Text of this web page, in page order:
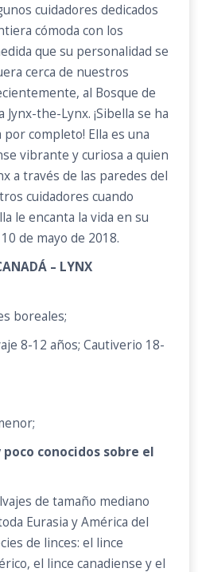
cuidadores dedicados
cómoda con los
que su personalidad se
cerca de nuestros
al Bosque de
the-Lynx. ¡Sibella se ha
completo! Ella es una
vibrante y curiosa a quien
a través de las paredes del
cuidadores cuando
le encanta la vida en su
de mayo de 2018.
– LYNX
boreales;
8-12 años; Cautiverio 18-
conocidos sobre el
de tamaño mediano
Eurasia y América del
de linces: el lince
el lince canadiense y el